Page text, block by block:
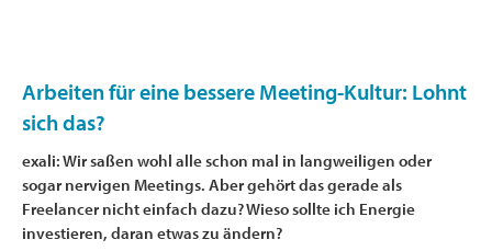
Arbeiten für eine bessere Meeting-Kultur: Lohnt
sich das?
exali: Wir saßen wohl alle schon mal in langweiligen oder
sogar nervigen Meetings. Aber gehört das gerade als
Freelancer nicht einfach dazu? Wieso sollte ich Energie
investieren, daran etwas zu ändern?